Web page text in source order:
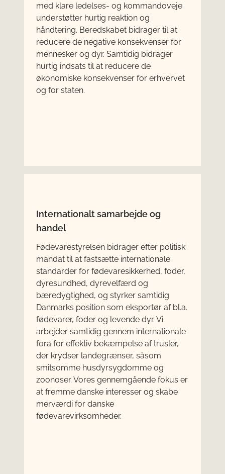
med klare ledelses- og kommandoveje
understøtter hurtig reaktion og
håndtering. Beredskabet bidrager til at
reducere de negative konsekvenser for
mennesker og dyr. Samtidig bidrager
hurtig indsats til at reducere de
økonomiske konsekvenser for erhvervet
og for staten.
Internationalt samarbejde og
handel
Fødevarestyrelsen bidrager efter politisk
mandat til at fastsætte internationale
standarder for fødevaresikkerhed, foder,
dyresundhed, dyrevelfærd og
bæredygtighed, og styrker samtidig
Danmarks position som eksportør af bl.a.
fødevarer, foder og levende dyr. Vi
arbejder samtidig gennem internationale
fora for effektiv bekæmpelse af trusler,
der krydser landegrænser, såsom
smitsomme husdyrsygdomme og
zoonoser. Vores gennemgående fokus er
at fremme danske interesser og skabe
merværdi for danske
fødevarevirksomheder.